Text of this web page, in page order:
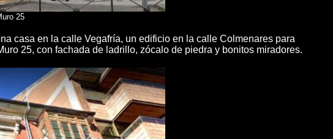
25
casa en la calle Vegafría, un edificio en la calle Colmenares para
25, con fachada de ladrillo, zócalo de piedra y bonitos miradores.